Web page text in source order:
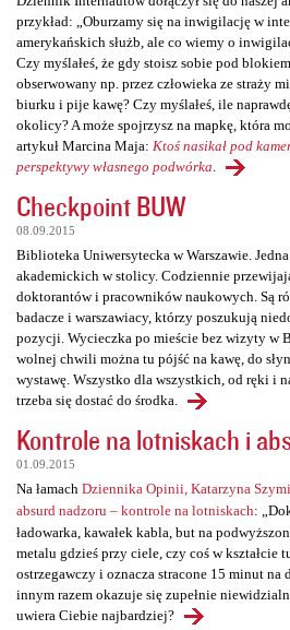
przykład: „Oburzamy się na inwigilację w
amerykańskich służb, ale co wiemy o
Czy myślałeś, że gdy stoisz sobie pod
obserwowany np. przez człowieka ze straży
biurku i pije kawę? Czy myślałeś, ile
okolicy? A może spojrzysz na mapkę, która
artykuł Marcina Maja: Ktoś nasikał pod
perspektywy własnego podwórka
Checkpoint BUW
08.09.2015
Biblioteka Uniwersytecka w Warszawie.
akademickich w stolicy. Codziennie
doktorantów i pracowników naukowych. Są
badacze i warszawiacy, którzy poszukują
pozycji. Wycieczka po mieście bez wizyty w
wolnej chwili można tu pójść na kawę, do
wystawę. Wszystko dla wszystkich, od ręki i
trzeba się dostać do środka.
Kontrole na lotniskach i
01.09.2015
Na łamach Dziennika Opinii, Katarzyna
absurd nadzoru – kontrole na lotniskach:
ładowarka, kawałek kabla, but na
metalu gdzieś przy ciele, czy coś w kształcie
ostrzegawczy i oznacza stracone 15 minut na
innym razem okazuje się zupełnie
uwiera Ciebie najbardziej?